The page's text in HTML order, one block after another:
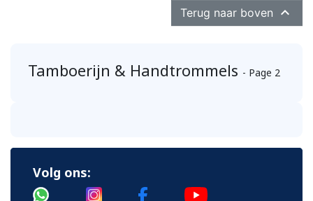
Terug naar boven 
Tamboerijn & Handtrommels - Page 2
Volg ons: